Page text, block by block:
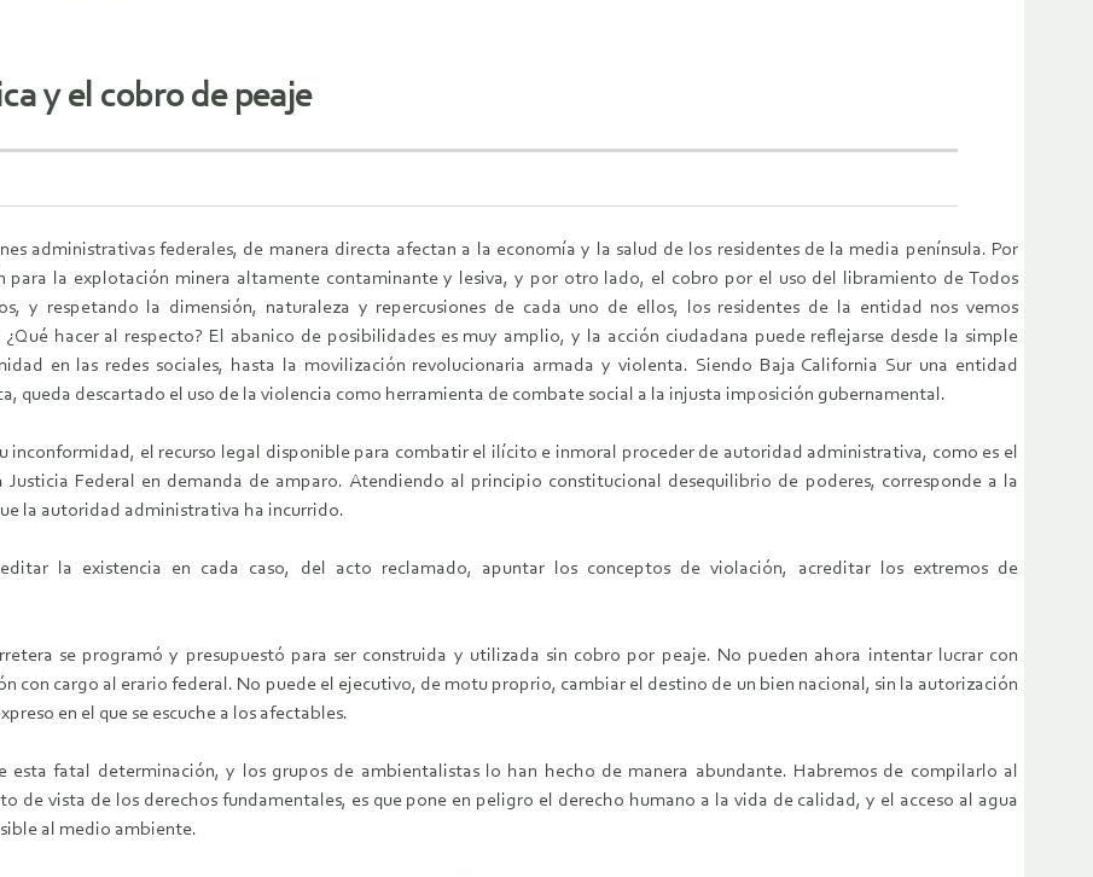
y el cobro de peaje
administrativas federales, de manera directa afectan a la economía y la salud de los residentes de la media península. Por
para la explotación minera altamente contaminante y lesiva, y por otro lado, el cobro por el uso del libramiento de Todos
y respetando la dimensión, naturaleza y repercusiones de cada uno de ellos, los residentes de la entidad nos vemos
hacer al respecto? El abanico de posibilidades es muy amplio, y la acción ciudadana puede reflejarse desde la simple
en las redes sociales, hasta la movilización revolucionaria armada y violenta. Siendo Baja California Sur una entidad
queda descartado el uso de la violencia como herramienta de combate social a la injusta imposición gubernamental.
inconformidad, el recurso legal disponible para combatir el ilícito e inmoral proceder de autoridad administrativa, como es el
Federal en demanda de amparo. Atendiendo al principio constitucional desequilibrio de poderes, corresponde a la
la autoridad administrativa ha incurrido.
la existencia en cada caso, del acto reclamado, apuntar los conceptos de violación, acreditar los extremos de
se programó y presupuestó para ser construida y utilizada sin cobro por peaje. No pueden ahora intentar lucrar con
con cargo al erario federal. No puede el ejecutivo, de motu proprio, cambiar el destino de un bien nacional, sin la autorización
en el que se escuche a los afectables.
esta fatal determinación, y los grupos de ambientalistas lo han hecho de manera abundante. Habremos de compilarlo al
de vista de los derechos fundamentales, es que pone en peligro el derecho humano a la vida de calidad, y el acceso al agua
al medio ambiente.